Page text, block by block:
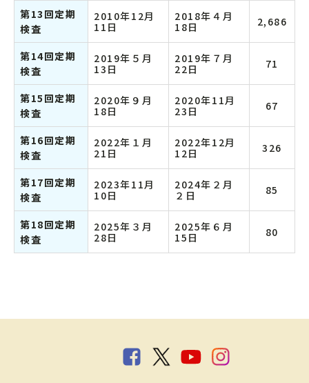
第13回定期
検査
2010年12月
11日
2018年４月
18日
2,686
第14回定期
検査
2019年５月
13日
2019年７月
22日
71
第15回定期
検査
2020年９月
18日
2020年11月
23日
67
第16回定期
検査
2022年１月
21日
2022年12月
12日
326
第17回定期
検査
2023年11月
10日
2024年２月
２日
85
第18回定期
検査
2025年３月
28日
2025年６月
15日
80